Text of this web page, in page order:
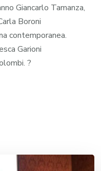
Giancarlo Tamanza,
Boroni
contemporanea.
Garioni
?